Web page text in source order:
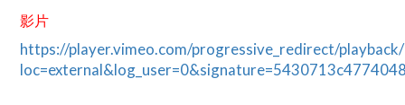
影片
https://player.vimeo.com/progressive_redirect/